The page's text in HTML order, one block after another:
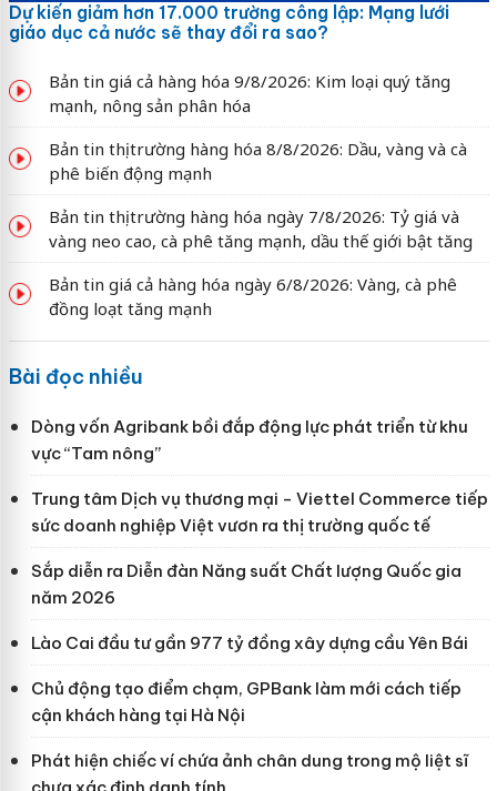
Dự kiến giảm hơn 17.000 trường công lập: Mạng lưới
giáo dục cả nước sẽ thay đổi ra sao?
Bản tin giá cả hàng hóa 9/8/2026: Kim loại quý tăng
mạnh, nông sản phân hóa
Bản tin thị trường hàng hóa 8/8/2026: Dầu, vàng và cà
phê biến động mạnh
Bản tin thị trường hàng hóa ngày 7/8/2026: Tỷ giá và
vàng neo cao, cà phê tăng mạnh, dầu thế giới bật tăng
Bản tin giá cả hàng hóa ngày 6/8/2026: Vàng, cà phê
đồng loạt tăng mạnh
Bài đọc nhiều
Dòng vốn Agribank bồi đắp động lực phát triển từ khu
vực “Tam nông”
Trung tâm Dịch vụ thương mại - Viettel Commerce tiếp
sức doanh nghiệp Việt vươn ra thị trường quốc tế
Sắp diễn ra Diễn đàn Năng suất Chất lượng Quốc gia
năm 2026
Lào Cai đầu tư gần 977 tỷ đồng xây dựng cầu Yên Bái
Chủ động tạo điểm chạm, GPBank làm mới cách tiếp
cận khách hàng tại Hà Nội
Phát hiện chiếc ví chứa ảnh chân dung trong mộ liệt sĩ